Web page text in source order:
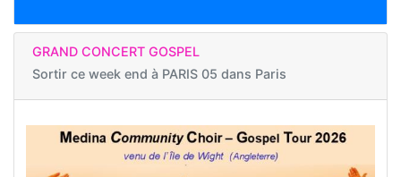
GRAND CONCERT GOSPEL
Sortir ce week end à PARIS 05 dans Paris